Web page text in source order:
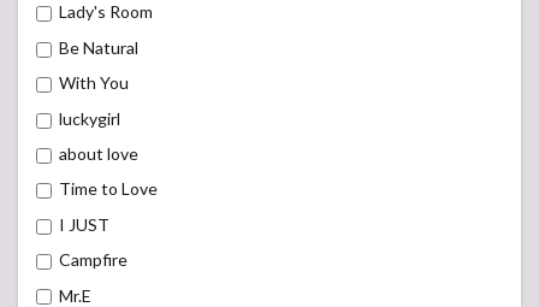
Lady's Room
Be Natural
With You
luckygirl
about love
Time to Love
I JUST
Campfire
Mr.E